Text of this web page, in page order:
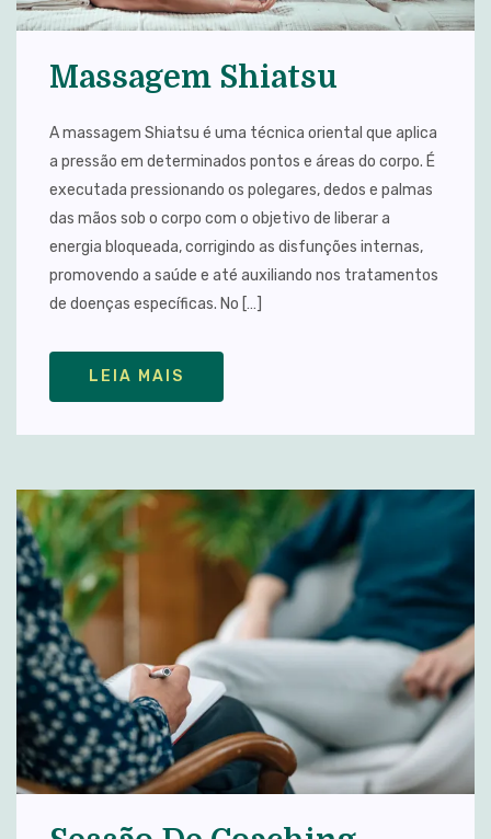
Massagem Shiatsu
A massagem Shiatsu é uma técnica oriental que aplica
a pressão em determinados pontos e áreas do corpo. É
executada pressionando os polegares, dedos e palmas
das mãos sob o corpo com o objetivo de liberar a
energia bloqueada, corrigindo as disfunções internas,
promovendo a saúde e até auxiliando nos tratamentos
de doenças específicas. No […]
LEIA MAIS